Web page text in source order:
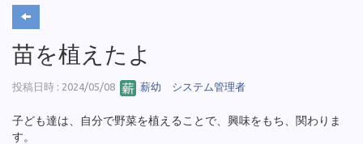
苗を植えたよ
投稿日時 : 2024/05/08 薪幼 システム管理者
子ども達は、自分で野菜を植えることで、興味をもち、関わりま
す。